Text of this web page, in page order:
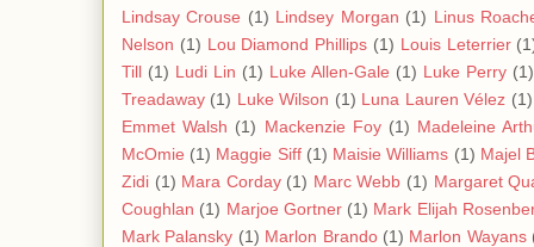
Lindsay Crouse (1) Lindsey Morgan (1) Linus
Nelson (1) Lou Diamond Phillips (1) Louis Leterrier
Till (1) Ludi Lin (1) Luke Allen-Gale (1) Luke Perry (1)
Treadaway (1) Luke Wilson (1) Luna Lauren Vélez (1)
Emmet Walsh (1) Mackenzie Foy (1) Madeleine
McOmie (1) Maggie Siff (1) Maisie Williams (1) Majel
Zidi (1) Mara Corday (1) Marc Webb (1) Margaret
Coughlan (1) Marjoe Gortner (1) Mark Elijah
Mark Palansky (1) Marlon Brando (1) Marlon Wayans